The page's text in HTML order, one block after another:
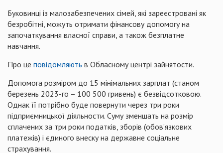
Буковинці із малозабезпечених сімей, які зареєстровані як
безробітні, можуть отримати фінансову допомогу на
започаткування власної справи, а також безплатне
навчання.
Про це повідомляють в Обласному центрі зайнятости.
Допомога розміром до 15 мінімальних зарплат (станом
березень 2023-го – 100 500 гривень) є безвідсотковою.
Однак її потрібно буде повернути через три роки
підприємницької діяльности. Суму зменшать на розмір
сплачених за три роки податків, зборів (обов’язкових
платежів) і єдиного внеску на державне соціальне
страхування.